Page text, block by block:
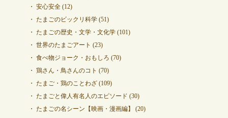
安心安全(12)
たまごのビックリ科学(51)
たまごの歴史・文学・文化学(101)
世界のたまごアート (23)
食べ物ジョーク・おもしろ (70)
鶏さん・鳥さんのコト (70)
たまご・鶏のことわざ(109)
たまごと偉人有名人のエピソード (30)
たまごの名シーン【映画・漫画編】
(20)